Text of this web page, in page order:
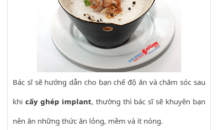
Bác sĩ sẽ hướng dẫn cho bạn chế độ ăn và chăm sóc sau
khi cấy ghép implant, thường thì bác sĩ sẽ khuyên bạn
nên ăn những thức ăn lỏng, mềm và ít nóng.